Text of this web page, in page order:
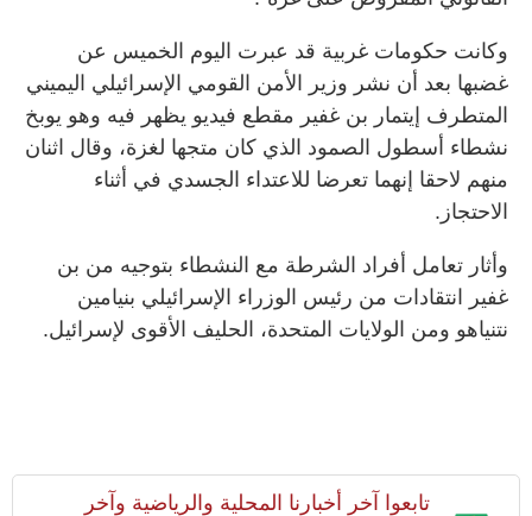
وكانت حكومات غربية قد عبرت اليوم الخميس عن
غضبها ‌بعد أن نشر وزير الأمن ​القومي الإسرائيلي اليميني
المتطرف إيتمار بن غفير مقطع فيديو يظهر فيه وهو يوبخ
نشطاء أسطول الصمود الذي كان متجها لغزة، وقال اثنان
منهم لاحقا إنهما تعرضا للاعتداء الجسدي في أثناء
الاحتجاز.
وأثار تعامل أفراد الشرطة مع النشطاء بتوجيه من بن
غفير انتقادات من رئيس الوزراء الإسرائيلي بنيامين
نتنياهو ومن الولايات المتحدة، الحليف الأقوى لإسرائيل.
تابعوا آخر أخبارنا المحلية والرياضية وآخر